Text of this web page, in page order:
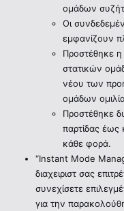
ομάδων
Οι
εμφανίζουν
Προστέθηκε
στατικών
νέου των
ομάδων
Προστέθηκε
παρτίδας έως
κάθε φορά.
“Instant Mode
διαχειριστ σας
συνεχίσετε
για την